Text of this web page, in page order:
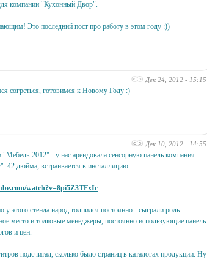
компании "Кухонный Двор".
Это последний пост про работу в этом году :))
Дек 24, 2012 - 15:15
согреться, готовимся к Новому Году :)
Дек 10, 2012 - 14:55
"Мебель-2012" - у нас арендовала сенсорную панель компания
дюйма, встраивается в инсталляцию.
watch?v=8pi5Z3TFxIc
у этого стенда народ толпился постоянно - сыграли роль
место и толковые менеджеры, постоянно использующие панель
и цен.
подсчитал, сколько было страниц в каталогах продукции. Ну